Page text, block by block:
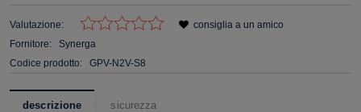
Valutazione:
Fornitore:
Synerga
Codice prodotto:
GPV-N2V-S8
consiglia a un amico
descrizione sicurezza